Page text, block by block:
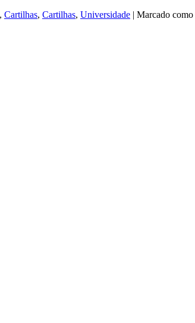
, Cartilhas, Cartilhas, Universidade | Marcado como